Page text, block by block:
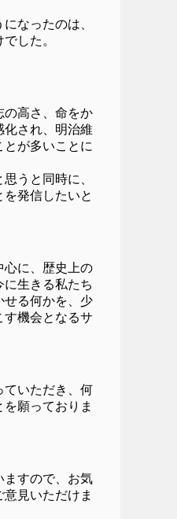
なったのは、
した。
の高さ、命をか
化され、明治維
が多いことに
うと同時に、
発信したいと
心に、歴史上の
に生きる私たち
せる何かを、少
す機会となるサ
ていただき、何
願っておりま
ますので、お気
見いただけま